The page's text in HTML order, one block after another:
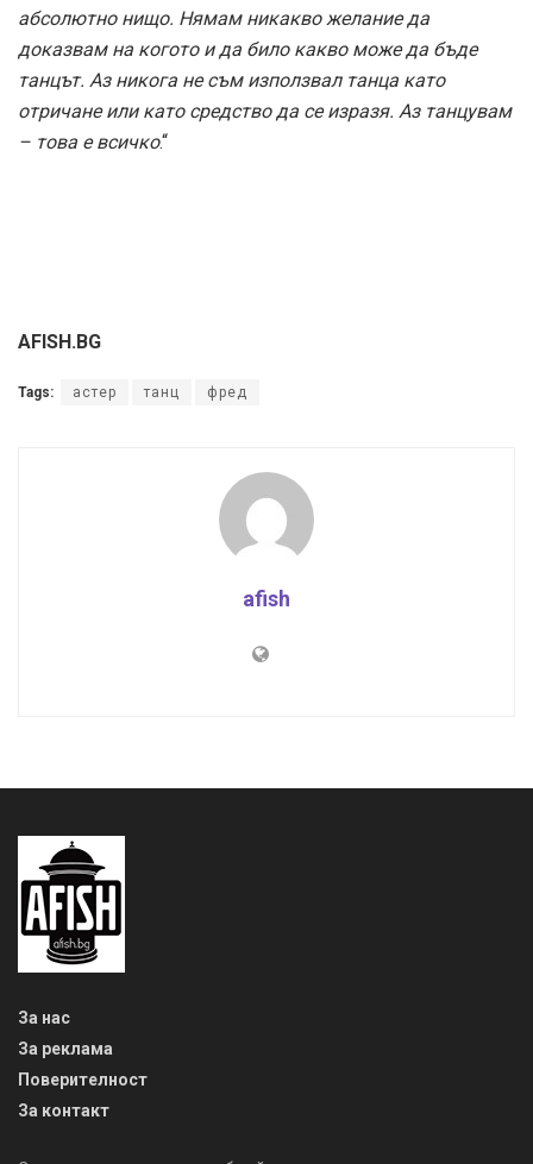
абсолютно нищо. Нямам никакво желание да
доказвам на когото и да било какво може да бъде
танцът. Аз никога не съм използвал танца като
отричане или като средство да се изразя. Аз танцувам
– това е всичко.“
AFISH.BG
Tags: астер танц фред
afish
За нас
За реклама
Поверителност
За контакт